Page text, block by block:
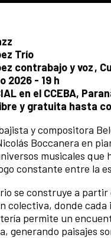
Trío
contrabajo y voz ,
2026 - 19 h
en el CCEBA,
y gratuita hasta
y compositora
Boccanera en
musicales
constante entre la
se construye a
colectiva, donde
permite un
generando paisajes